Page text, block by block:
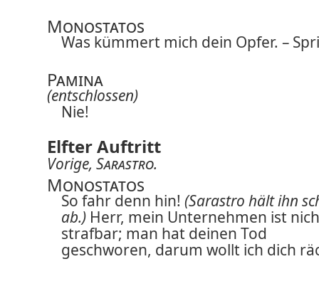
Monostatos
Was kümmert mich dein Opfer. –
Pamina
(entschlossen)
Nie!
Elfter Auftritt
Vorige, Sarastro.
Monostatos
So fahr denn hin! (Sarastro hält ihn
ab.) Herr, mein Unternehmen ist
strafbar; man hat deinen Tod
geschworen, darum wollt ich dich